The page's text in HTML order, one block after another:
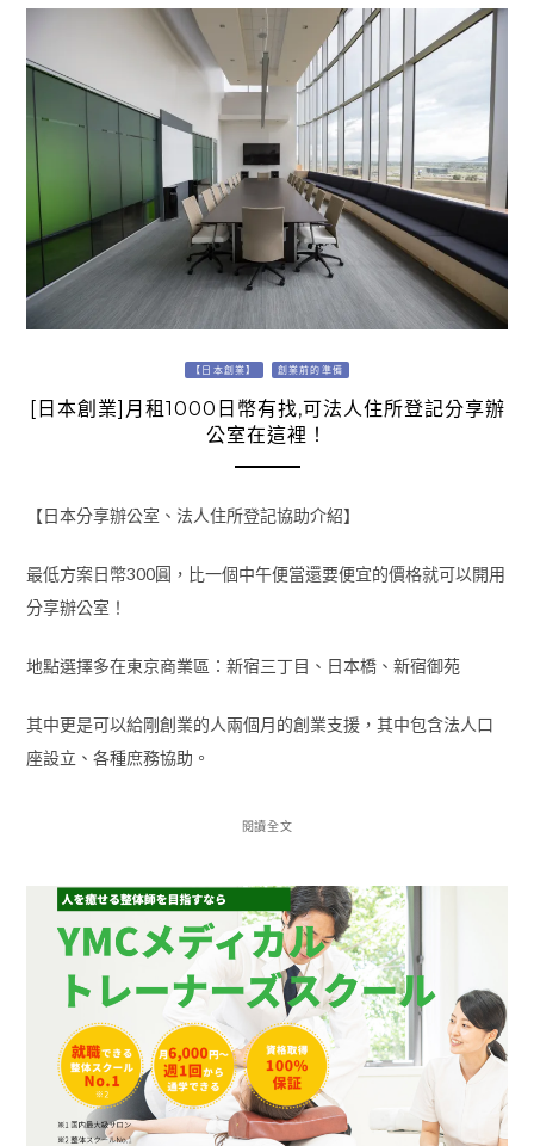
【日本創業】 創業前的準備
[日本創業]月租1000日幣有找,可法人住所登記分享辦
公室在這裡！
【日本分享辦公室、法人住所登記協助介紹】
最低方案日幣300圓，比一個中午便當還要便宜的價格就可以開用
分享辦公室！
地點選擇多在東京商業區：新宿三丁目、日本橋、新宿御苑
其中更是可以給剛創業的人兩個月的創業支援，其中包含法人口
座設立、各種庶務協助。
閱讀全文